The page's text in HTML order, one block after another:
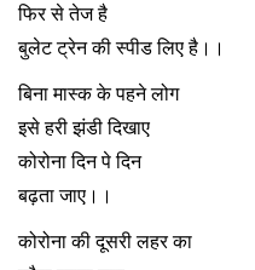
फिर से तेज है
बुलेट ट्रेन की स्पीड लिए है।।
बिना मास्क के पहने लोग
इसे हरी झंडी दिखाए
कोरोना दिन पे दिन
बढ़ता जाए।।
कोरोना की दूसरी लहर का